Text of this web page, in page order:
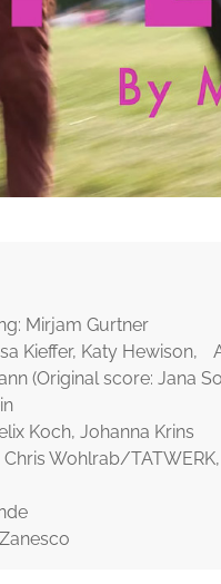
Mirjam Gurtner
Kieffer, Katy Hewison,
(Original score: Jana
Koch, Johanna Krins
Wohlrab/